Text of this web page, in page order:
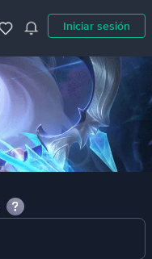
Iniciar sesión